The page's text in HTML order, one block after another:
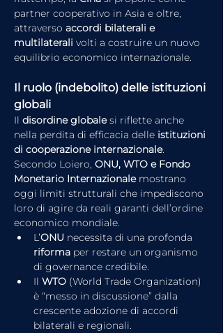
partner cooperativo in Asia e oltre,
attraverso accordi bilaterali e
multilaterali volti a costruire un nuovo
equilibrio economico internazionale.
Il ruolo (indebolito) delle istituzioni
globali
Il disordine globale si riflette anche
nella perdita di efficacia delle istituzioni
di cooperazione internazionale.
Secondo Loiero, ONU, WTO e Fondo
Monetario Internazionale mostrano
oggi limiti strutturali che impediscono
loro di agire da reali garanti dell’ordine
economico mondiale.
L’ONU necessita di una profonda
riforma per restare un organismo
di governance credibile.
Il WTO (World Trade Organization)
è “messo in discussione” dalla
crescente adozione di accordi
bilaterali e regionali.